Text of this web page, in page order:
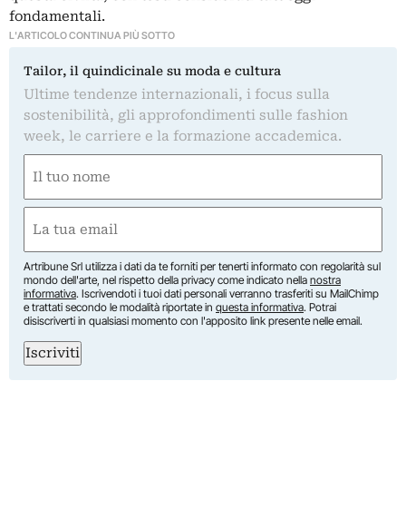
fondamentali.
L'ARTICOLO CONTINUA PIÙ SOTTO
Tailor, il quindicinale su moda e cultura
Ultime tendenze internazionali, i focus sulla
sostenibilità, gli approfondimenti sulle fashion
week, le carriere e la formazione accademica.
(Obbligatorio)
Nome
(Obbligatorio)
Artribune Srl utilizza i dati da te forniti per tenerti informato con regolarità sul
mondo dell'arte, nel rispetto della privacy come indicato nella nostra
informativa. Iscrivendoti i tuoi dati personali verranno trasferiti su MailChimp
e trattati secondo le modalità riportate in questa informativa. Potrai
disiscriverti in qualsiasi momento con l'apposito link presente nelle email.
Iscriviti